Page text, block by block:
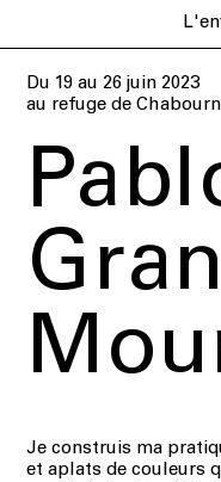
Du 19 au 26 juin 2023
au refuge de
Je construis ma
et aplats de couleurs